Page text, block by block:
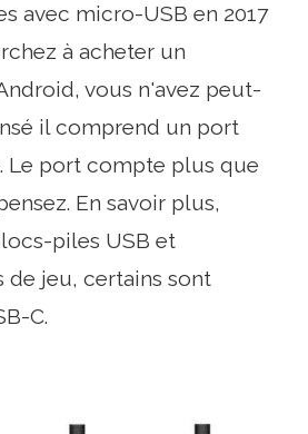
avec micro-USB en 2017
à acheter un
vous n'avez peut-
il comprend un port
Le port compte plus que
En savoir plus,
piles USB et
de jeu, certains sont
C.